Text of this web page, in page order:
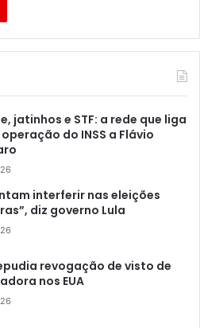
jatinhos e STF: a rede que liga
do INSS a Flávio
interferir nas eleições
diz governo Lula
revogação de visto de
nos EUA